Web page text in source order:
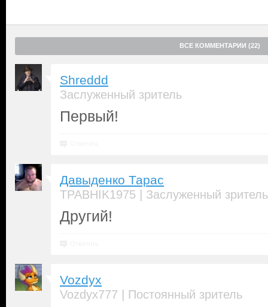
ВСЕ КОММЕНТАРИИ (22)
Shreddd
Заслуженный зритель
Первый!
Давыденко Тарас
TPABHIK1975 | Заслуженный зритель
Другий!
Vozdyx
Vozdyx777 | Постоянный зритель